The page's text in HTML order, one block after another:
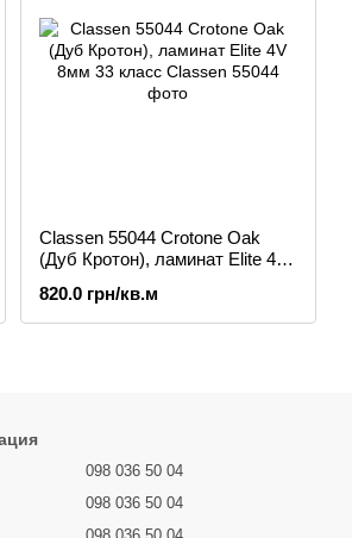
Classen 55044 Crotone Oak
(Дуб Кротон), ламинат Elite 4V
820.0 грн/кв.м
098 036 50 04
098 036 50 04